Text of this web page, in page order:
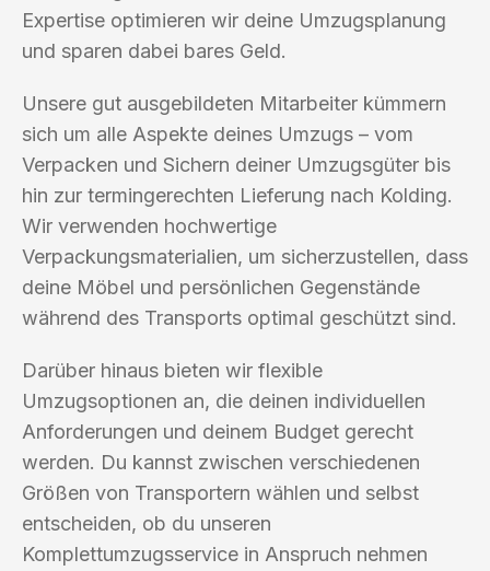
Expertise optimieren wir deine Umzugsplanung
und sparen dabei bares Geld.
Unsere gut ausgebildeten Mitarbeiter kümmern
sich um alle Aspekte deines Umzugs – vom
Verpacken und Sichern deiner Umzugsgüter bis
hin zur termingerechten Lieferung nach Kolding.
Wir verwenden hochwertige
Verpackungsmaterialien, um sicherzustellen, dass
deine Möbel und persönlichen Gegenstände
während des Transports optimal geschützt sind.
Darüber hinaus bieten wir flexible
Umzugsoptionen an, die deinen individuellen
Anforderungen und deinem Budget gerecht
werden. Du kannst zwischen verschiedenen
Größen von Transportern wählen und selbst
entscheiden, ob du unseren
Komplettumzugsservice in Anspruch nehmen